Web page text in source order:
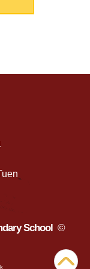
School ©